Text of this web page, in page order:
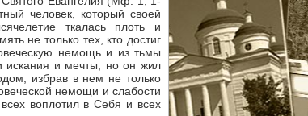
человек, который своей
ткалась плоть и
не только тех, кто достиг
немощь и из тьмы
искания и мечты, но он жил
избрав в нем не только
немощи и слабости
воплотил в Себя и всех